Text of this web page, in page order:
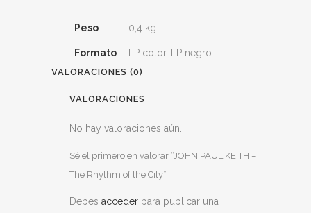
Peso 0,4 kg
Formato LP color, LP negro
VALORACIONES (0)
VALORACIONES
No hay valoraciones aún.
Sé el primero en valorar “JOHN PAUL KEITH –
The Rhythm of the City”
Debes acceder para publicar una